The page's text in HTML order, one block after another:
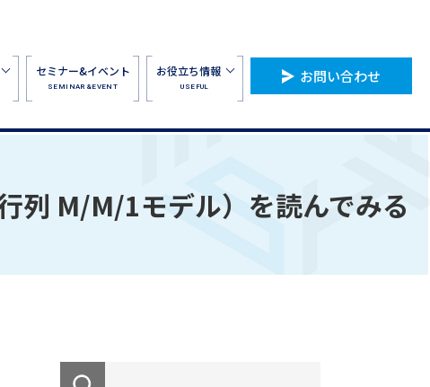
セミナー&イベント
SEMINAR&EVENT
お役立ち情報
USEFUL
お問い合わせ
列 M/M/1モデル）を読んでみる